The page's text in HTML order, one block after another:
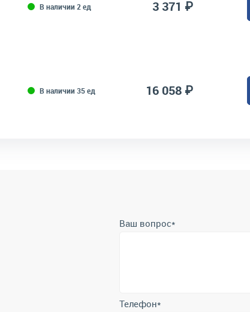
В наличии 2 ед 3 371 ₽
В наличии 35 ед 16 058 ₽
Ваш вопрос*